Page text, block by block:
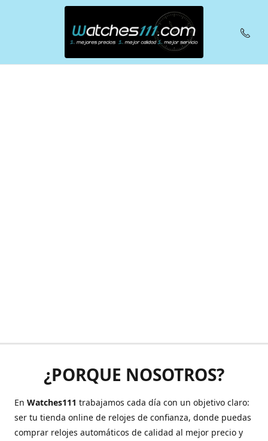
¿PORQUE NOSOTROS?
En Watches111 trabajamos cada día con un objetivo claro:
ser tu tienda online de relojes de confianza, donde puedas
comprar relojes automáticos de calidad al mejor precio y